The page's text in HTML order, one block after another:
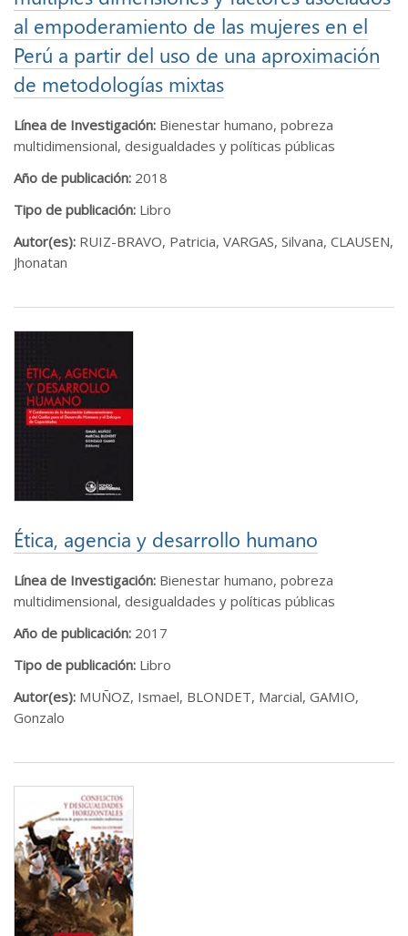
al empoderamiento de las mujeres en el
Perú a partir del uso de una aproximación
de metodologías mixtas
Línea de Investigación: Bienestar humano, pobreza
multidimensional, desigualdades y políticas públicas
Año de publicación: 2018
Tipo de publicación: Libro
Autor(es): RUIZ-BRAVO, Patricia, VARGAS, Silvana, CLAUSEN,
Jhonatan
Ética, agencia y desarrollo humano
Línea de Investigación: Bienestar humano, pobreza
multidimensional, desigualdades y políticas públicas
Año de publicación: 2017
Tipo de publicación: Libro
Autor(es): MUÑOZ, Ismael, BLONDET, Marcial, GAMIO,
Gonzalo